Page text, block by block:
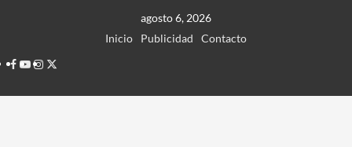
agosto 6, 2026
Inicio
Publicidad
Contacto
Facebook
Youtube
Instagram
Twitter